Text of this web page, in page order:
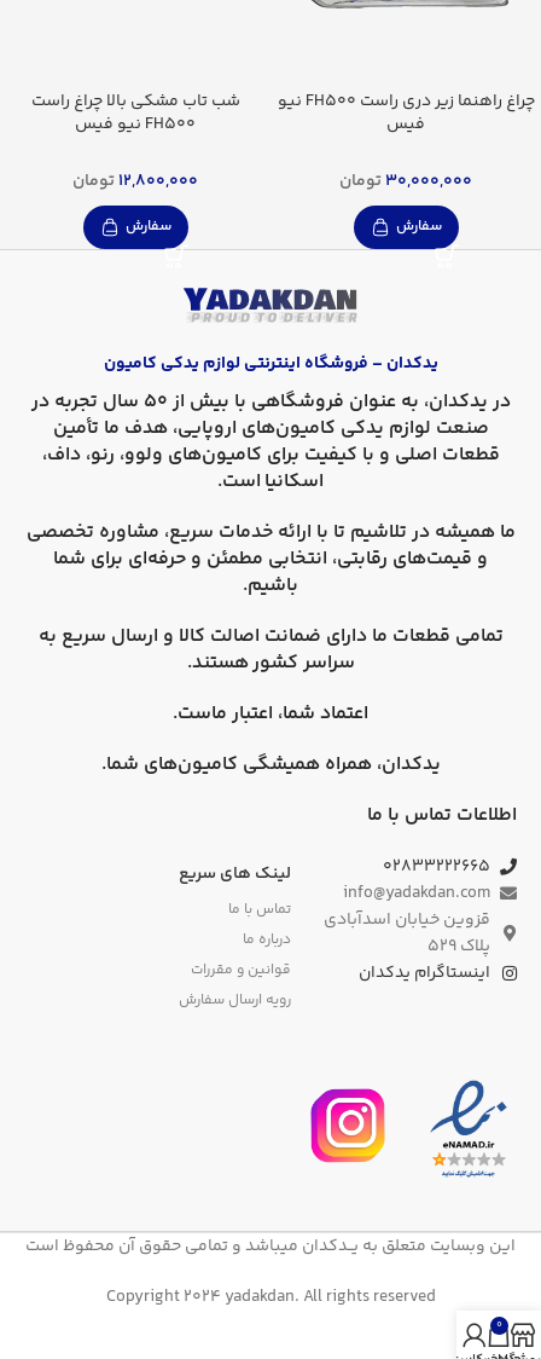
چراغ راهنما زیر دری راست FH500 نیو
فیس
30,000,000تومان
سفارش
شب تاب مشکی بالا چراغ راست
FH500 نیو فیس
12,800,000تومان
سفارش
یدکدان – فروشگاه اینترنتی لوازم یدکی کامیون
در یدکدان
، به عنوان فروشگاهی با بیش از 50 سال تجربه در
صنعت لوازم یدکی کامیون‌های اروپایی، هدف ما تأمین
قطعات اصلی و با کیفیت برای کامیون‌های ولوو، رنو، داف،
اسکانیا است.
ما همیشه در تلاشیم تا با ارائه خدمات سریع، مشاوره تخصصی
و قیمت‌های رقابتی، انتخابی مطمئن و حرفه‌ای برای شما
باشیم.
تمامی قطعات ما دارای ضمانت اصالت کالا و ارسال سریع به
سراسر کشورهستند.
اعتماد شما، اعتبار ماست.
یدکدان، همراه همیشگی کامیون‌های شما.
اطلاعات تماس با ما
۰۲۸۳۳۲۲۲۶۶۵
info@yadakdan.com
قزوین خیابان اسدآبادی
پلاک ۵۲۹
اینستاگرام یدکدان
لینک های سریع
تماس با ما
درباره ما
قوانین و مقررات
رویه ارسال سفارش
این وبسایت متعلق به یــدکدان میباشد و تمامی حقوق آن محفوظ است
Copyright 2024 yadakdan. All rights reserved
0